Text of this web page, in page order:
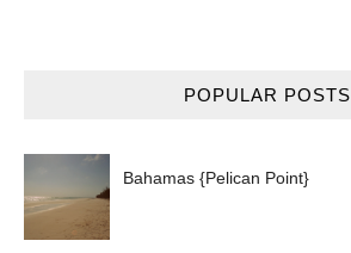
POPULAR POSTS
Bahamas {Pelican Point}